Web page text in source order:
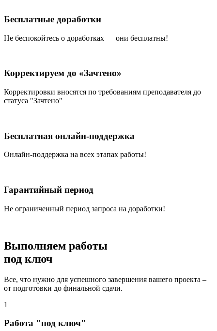
Бесплатные доработки
Не беспокойтесь о доработках — они бесплатны!
Корректируем до «Зачтено»
Корректировки вносятся по требованиям преподавателя до
статуса "Зачтено"
Бесплатная онлайн-поддержка
Онлайн-поддержка на всех этапах работы!
Гарантийный период
Не ограниченный период запроса на доработки!
Выполняем работы
под ключ
Все, что нужно для успешного завершения вашего проекта –
от подготовки до финальной сдачи.
1
Работа "под ключ"